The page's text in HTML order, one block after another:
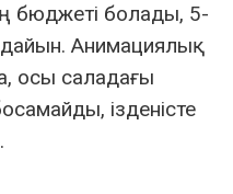
бюджеті болады, 5-
Анимациялық
осы саладағы
ізденісте